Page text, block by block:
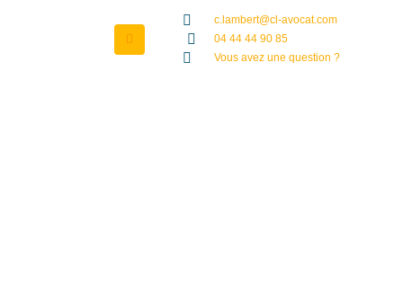
c.lambert@cl-avocat.com
04 44 44 90 85
Vous avez une question ?